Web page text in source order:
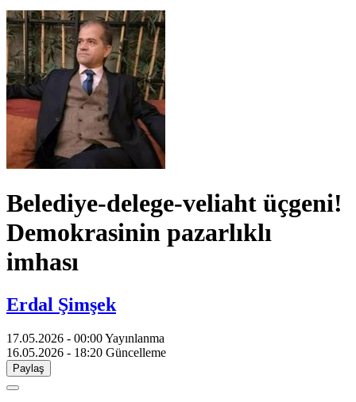
Belediye-delege-veliaht üçgeni!
Demokrasinin pazarlıklı
imhası
Erdal Şimşek
17.05.2026 - 00:00Yayınlanma
16.05.2026 - 18:20 Güncelleme
Paylaş